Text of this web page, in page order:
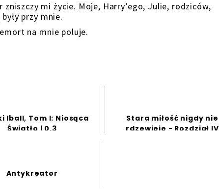
zniszczy mi życie. Moje, Harry’ego, Julie, rodziców,
przy mnie.
na mnie poluje.
Iball, Tom I: Niosąca
Światło | 0.3
Stara miłość nigdy nie
rdzewieje - Rozdział IV
Antykreator